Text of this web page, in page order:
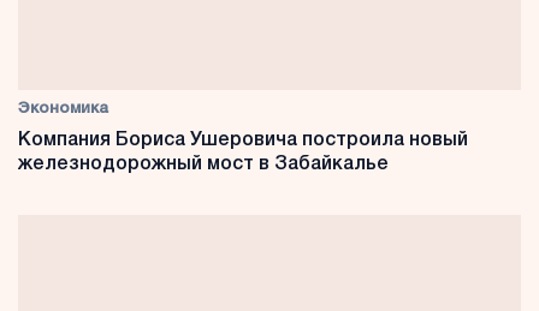
Экономика
Компания Бориса Ушеровича построила новый
железнодорожный мост в Забайкалье